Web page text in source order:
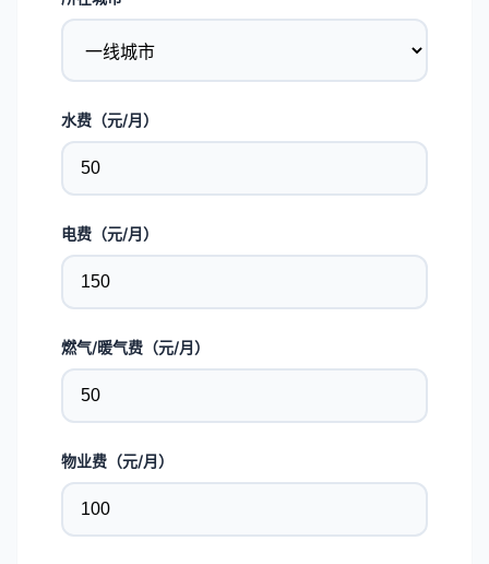
水费（元/月）
电费（元/月）
燃气/暖气费（元/月）
物业费（元/月）